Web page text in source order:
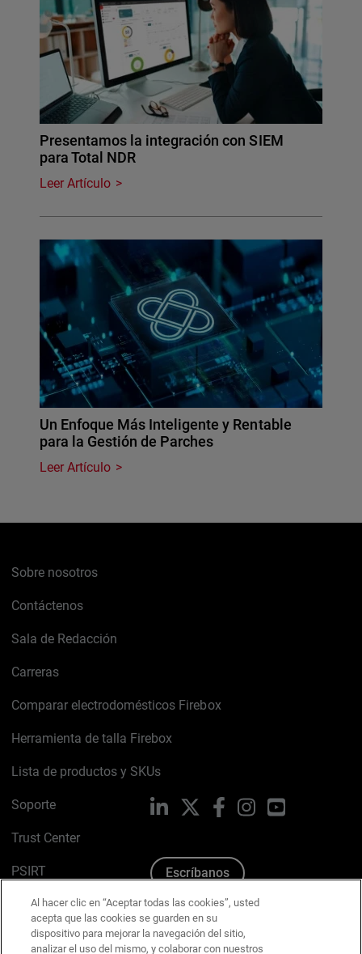
Presentamos la integración con SIEM
para Total NDR
Leer Artículo
Un Enfoque Más Inteligente y Rentable
para la Gestión de Parches
Leer Artículo
Sobre nosotros
Contáctenos
Sala de Redacción
Carreras
Comparar electrodomésticos Firebox
Herramienta de talla Firebox
Lista de productos y SKUs
Soporte
Trust Center
PSIRT
Política de cookies
Política de privacidad
LinkedIn FacebookInstagramYouTube
Escríbanos
Al hacer clic en “Aceptar todas las cookies”, usted
acepta que las cookies se guarden en su
dispositivo para mejorar la navegación del sitio,
analizar el uso del mismo, y colaborar con nuestros